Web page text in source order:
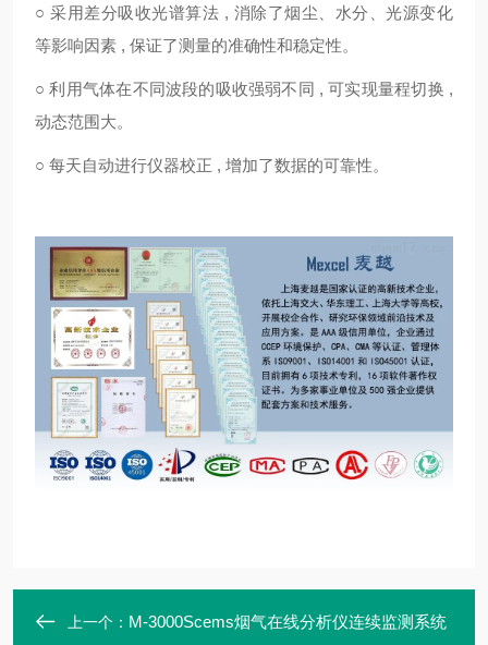
○ 采用差分吸收光谱算法 , 消除了烟尘、水分、光源变化
等影响因素 , 保证了测量的准确性和稳定性。
○ 利用气体在不同波段的吸收强弱不同 , 可实现量程切换 ,
动态范围大。
○ 每天自动进行仪器校正 , 增加了数据的可靠性。
上一个： M-3000Scems烟气在线分析仪连续监测系统